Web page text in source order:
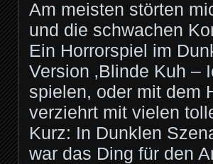
Am meisten störten
und die schwachen
Ein Horrorspiel im
Version ‚Blinde Kuh –
spielen, oder mit dem
verziehrt mit vielen
Kurz: In Dunklen
war das Ding für den